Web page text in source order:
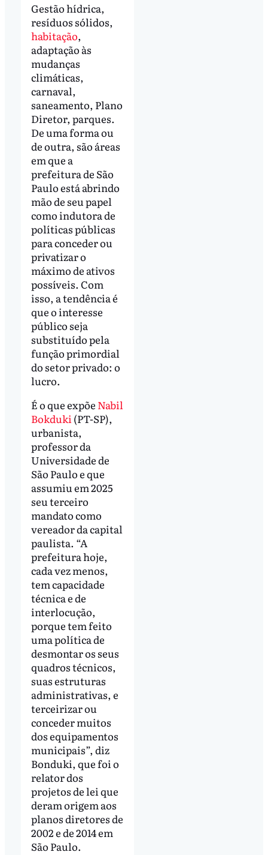
Gestão hídrica,
resíduos sólidos,
habitação,
adaptação às
mudanças
climáticas,
carnaval,
saneamento, Plano
Diretor, parques.
De uma forma ou
de outra, são áreas
em que a
prefeitura de São
Paulo está abrindo
mão de seu papel
como indutora de
políticas públicas
para conceder ou
privatizar o
máximo de ativos
possíveis. Com
isso, a tendência é
que o interesse
público seja
substituído pela
função primordial
do setor privado: o
lucro.
É o que expõe Nabil
Bokduki(PT-SP),
urbanista,
professor da
Universidade de
São Paulo e que
assumiu em 2025
seu terceiro
mandato como
vereador da capital
paulista. “A
prefeitura hoje,
cada vez menos,
tem capacidade
técnica e de
interlocução,
porque tem feito
uma política de
desmontar os seus
quadros técnicos,
suas estruturas
administrativas, e
terceirizar ou
conceder muitos
dos equipamentos
municipais”, diz
Bonduki, que foi o
relator dos
projetos de lei que
deram origem aos
planos diretores de
2002 e de 2014 em
São Paulo.